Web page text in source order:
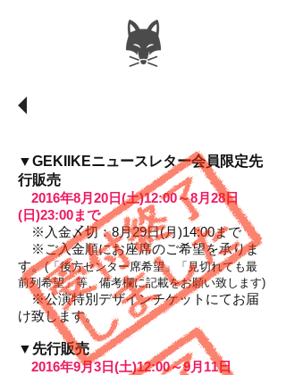
▼GEKIIKEニュースレター会員限定先
行販売
2016年8月20日(土)12:00～8月28日
(日)23:00まで
※入金〆切：8月29日(月)14:00まで
※ご入金順にお座席のご希望を承りま
す。(「後方センター席希望」「見切れても最
前列希望」等、備考欄に記載をお願い致します)
※公演特別デザインチケットにてお届
け致します。
▼先行販売
2016年9月3日(土)12:00～9月11日